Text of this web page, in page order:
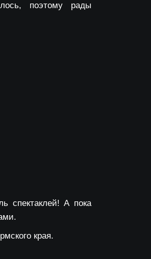
поэтому рады
спектаклей! А пока
края.